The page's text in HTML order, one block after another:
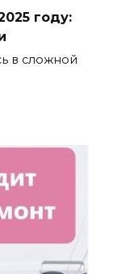
году:
в сложной